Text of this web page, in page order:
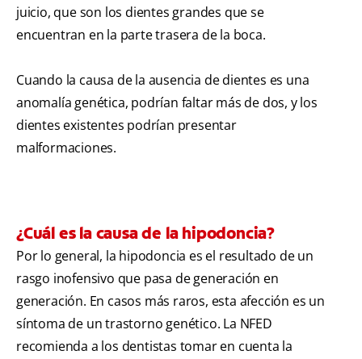
juicio, que son los dientes grandes que se
encuentran en la parte trasera de la boca.
Cuando la causa de la ausencia de dientes es una
anomalía genética, podrían faltar más de dos, y los
dientes existentes podrían presentar
malformaciones.
¿Cuál es la causa de la hipodoncia?
Por lo general, la hipodoncia es el resultado de un
rasgo inofensivo que pasa de generación en
generación. En casos más raros, esta afección es un
síntoma de un trastorno genético. La NFED
recomienda a los dentistas tomar en cuenta la